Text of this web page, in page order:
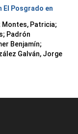
El Posgrado en
Montes, Patricia;
; Padrón
Benjamín;
Galván, Jorge